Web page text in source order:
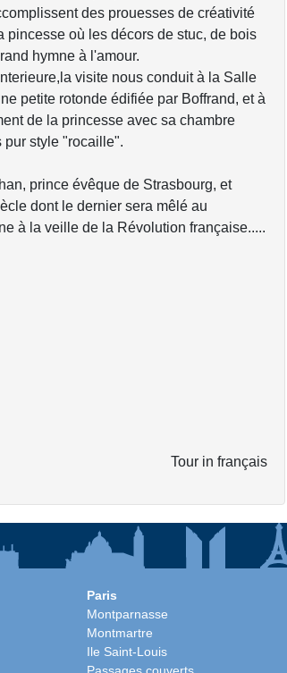
des prouesses de créativité
où les décors de stuc, de bois
hymne à l'amour.
visite nous conduit à la Salle
petite rotonde édifiée par Boffrand, et à
de la princesse avec sa chambre
pur style "rocaille".
prince évêque de Strasbourg, et
dont le dernier sera mêlé au
à la veille de la Révolution française.....
Tour in français
Paris
Montparnasse
Montmartre
Ile Saint-Louis